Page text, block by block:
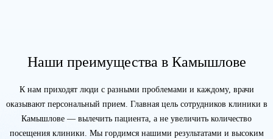
Наши преимущества в Камышлове
К нам приходят люди с разными проблемами и каждому, врачи
оказывают персональный прием. Главная цель сотрудников клиники в
Камышлове — вылечить пациента, а не увеличить количество
посещения клиники. Мы гордимся нашими результатами и высоким